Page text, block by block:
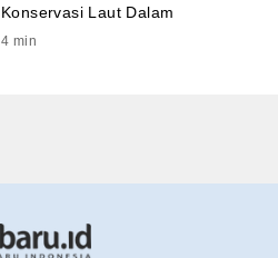
Konservasi Laut Dalam
4 min